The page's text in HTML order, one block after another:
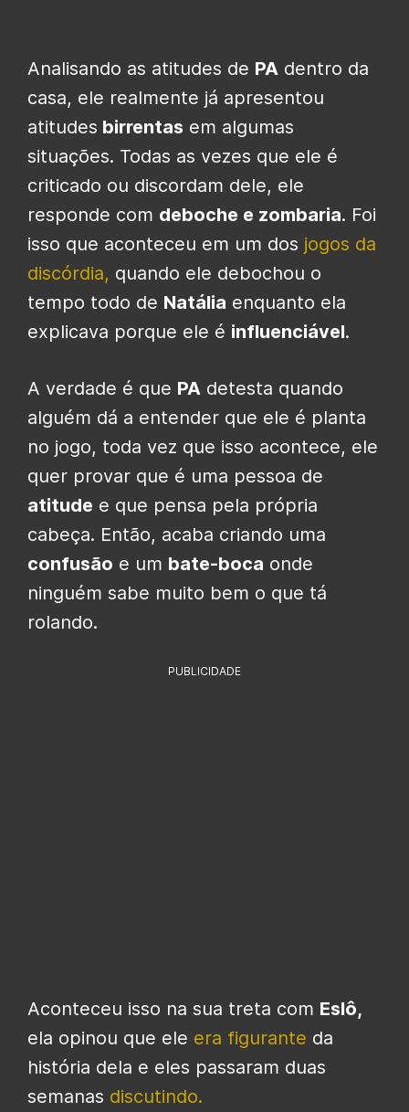
Analisando as atitudes de PA dentro da
casa, ele realmente já apresentou
atitudes birrentas em algumas
situações. Todas as vezes que ele é
criticado ou discordam dele, ele
responde com deboche e zombaria. Foi
isso que aconteceu em um dos jogos da
discórdia, quando ele debochou o
tempo todo de Natália enquanto ela
explicava porque ele é influenciável.
A verdade é que PA detesta quando
alguém dá a entender que ele é planta
no jogo, toda vez que isso acontece, ele
quer provar que é uma pessoa de
atitude e que pensa pela própria
cabeça. Então, acaba criando uma
confusão e um bate-boca onde
ninguém sabe muito bem o que tá
rolando.
PUBLICIDADE
Aconteceu isso na sua treta com Eslô,
ela opinou que ele era figurante da
história dela e eles passaram duas
semanas discutindo.